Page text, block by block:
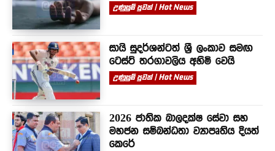
උණුසුම් පුවත් | Hot News
සායි සුදර්ශන්ටත් ශ්‍රී ලංකාව සමඟ
ටෙස්ට් තරගාවලිය අහිමි වෙයි
උණුසුම් පුවත් | Hot News
2026 ජාතික බාලදක්ෂ සේවා සහ
මහජන සම්බන්ධතා ව්‍යාපෘතිය දියත්
කෙරේ